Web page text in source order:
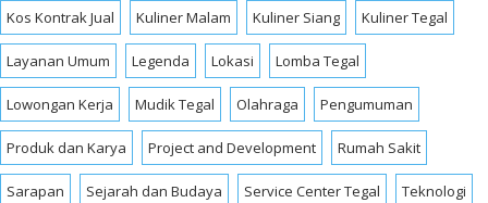
Kos Kontrak Jual Kuliner Malam Kuliner Siang Kuliner Tegal
Layanan Umum Legenda Lokasi Lomba Tegal
Lowongan Kerja Mudik Tegal Olahraga Pengumuman
Produk dan Karya Project and Development Rumah Sakit
Sarapan Sejarah dan Budaya Service Center Tegal Teknologi